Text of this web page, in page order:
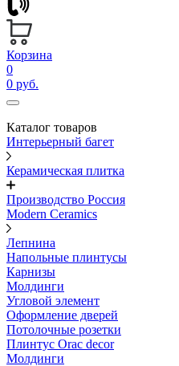
Корзина
0
0 руб.
Каталог товаров
Интерьерный багет
Керамическая плитка
Производство Россия
Modern Ceramics
Лепнина
Напольные плинтусы
Карнизы
Молдинги
Угловой элемент
Оформление дверей
Потолочные розетки
Плинтус Orac decor
Молдинги